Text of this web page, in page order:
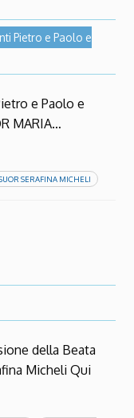
Pietro e Paolo e
e Paolo e
MARIA…
SERAFINA MICHELI
della Beata
Micheli Qui